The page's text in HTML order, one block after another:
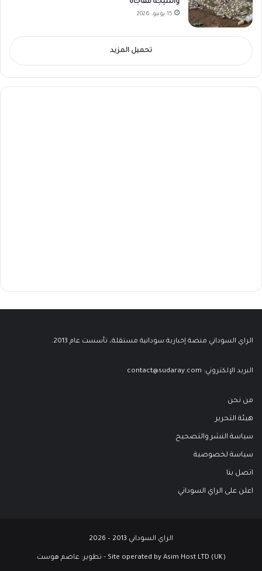
والنتيجة مفاجأة
15 يونيو، 2026
تحميل المزيد
الراي السوداني منصة إخبارية سودانية مستقلة، تأسست عام 2013.
البريد الإلكتروني: contact@sudaray.com
من نحن
هيئة التحرير
سياسة النشر والتصحيح
سياسة لخصوصية
اتصل بنا
اعلن على الراي السوداني
الراي السوداني 2013 – 2026
Site operated by Asim Host LTD (UK) - تطوير: عاصم هوست